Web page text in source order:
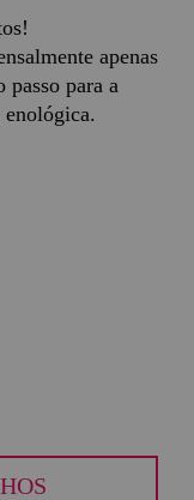
apenas
para a